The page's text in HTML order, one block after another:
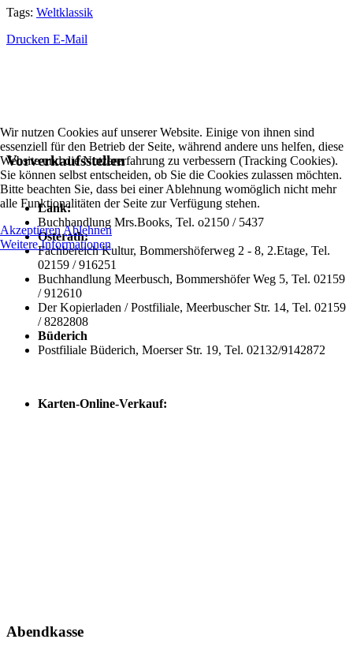
Tags: Weltklassik
Drucken E-Mail
Vorverkaufsstellen
Lank:
Buchhandlung Mrs.Books, Tel. o2150 / 5437
Osterath:
Fachbereich Kultur, Bommershöferweg 2 - 8, 2.Etage, Tel.
02159 / 916251
Buchhandlung Meerbusch, Bommershöfer Weg 5, Tel. 02159
/ 912610
Der Kopierladen / Postfiliale, Meerbuscher Str. 14, Tel. 02159
/ 8282808
Büderich
Postfiliale Büderich, Moerser Str. 19, Tel. 02132/9142872
Karten-Online-Verkauf:
Abendkasse
Wir nutzen Cookies auf unserer Website. Einige von ihnen sind
essenziell für den Betrieb der Seite, während andere uns helfen, diese
Website und die Nutzererfahrung zu verbessern (Tracking Cookies).
Sie können selbst entscheiden, ob Sie die Cookies zulassen möchten.
Bitte beachten Sie, dass bei einer Ablehnung womöglich nicht mehr
alle Funktionalitäten der Seite zur Verfügung stehen.
AkzeptierenAblehnen
Weitere Informationen